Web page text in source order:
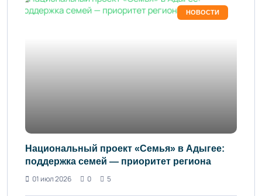
НОВОСТИ
Национальный проект «Семья» в Адыгее:
поддержка семей — приоритет региона
01 июл 2026
0 5